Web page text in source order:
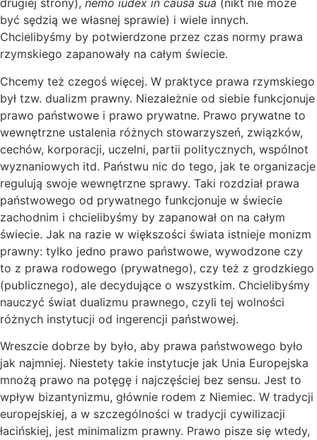
drugiej strony), nemo iudex in causa sua (nikt nie może
być sędzią we własnej sprawie) i wiele innych.
Chcielibyśmy by potwierdzone przez czas normy prawa
rzymskiego zapanowały na całym świecie.
Chcemy też czegoś więcej. W praktyce prawa rzymskiego
był tzw. dualizm prawny. Niezależnie od siebie funkcjonuje
prawo państwowe i prawo prywatne. Prawo prywatne to
wewnętrzne ustalenia różnych stowarzyszeń, związków,
cechów, korporacji, uczelni, partii politycznych, wspólnot
wyznaniowych itd. Państwu nic do tego, jak te organizacje
regulują swoje wewnętrzne sprawy. Taki rozdział prawa
państwowego od prywatnego funkcjonuje w świecie
zachodnim i chcielibyśmy by zapanował on na całym
świecie. Jak na razie w większości świata istnieje monizm
prawny: tylko jedno prawo państwowe, wywodzone czy
to z prawa rodowego (prywatnego), czy też z grodzkiego
(publicznego), ale decydujące o wszystkim. Chcielibyśmy
nauczyć świat dualizmu prawnego, czyli tej wolności
różnych instytucji od ingerencji państwowej.
Wreszcie dobrze by było, aby prawa państwowego było
jak najmniej. Niestety takie instytucje jak Unia Europejska
mnożą prawo na potęgę i najczęściej bez sensu. Jest to
wpływ bizantynizmu, głównie rodem z Niemiec. W tradycji
europejskiej, a w szczególności w tradycji cywilizacji
łacińskiej, jest minimalizm prawny. Prawo pisze się wtedy,